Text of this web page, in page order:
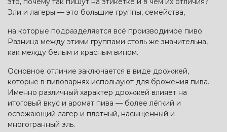
Эли и лагеры — это большие группы, семейства,
на которые подразделяется всё производимое пиво.
Разница между этими группами столь же значительна,
как между белым и красным вином.
Основное отличие заключается в виде дрожжей,
которые в пивоварнях используют для брожения пива.
Именно различный характер дрожжей влияет на
итоговый вкус и аромат пива — более лёгкий и
освежающий лагер и плотный, насыщенный и
многогранный эль.